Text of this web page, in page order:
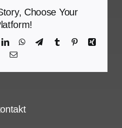
Choose Your
LinkedInWhatsApp
TelegramTumblr PinterestXing
Email